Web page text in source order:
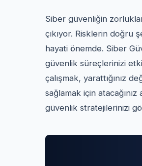
Siber güvenliğin
çıkıyor. Risklerin doğru
hayati önemde. Siber
güvenlik süreçlerinizi
çalışmak, yarattığınız
sağlamak için
güvenlik stratejilerinizi